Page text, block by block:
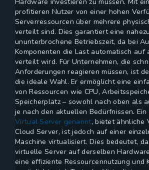
profitieren Nutzer von einer hohen
Serverressourcen über mehrere
verteilt sind. Dies garantiert eine nahezu
ununterbrochene Betriebszeit, da bei
Komponenten die Last automatisch auf
verteilt wird. Für Unternehmen, die
Anforderungen reagieren müssen, ist
die ideale Wahl. Er ermöglicht eine
von Ressourcen wie CPU,
Speicherplatz – sowohl nach oben als
je nach den aktuellen Bedürfnissen. Ein
Virtual Server genannt, bietet ähnliche
Cloud Server, ist jedoch auf einer
Maschine virtualisiert. Dies bedeutet,
virtuelle Server auf derselben
eine effiziente Ressourcennutzung und